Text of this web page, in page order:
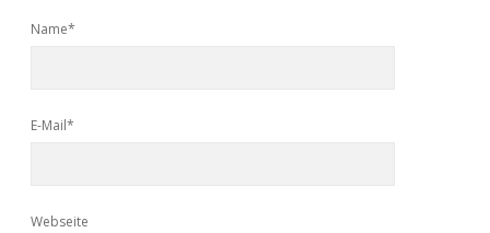
Name*
E-Mail*
Webseite